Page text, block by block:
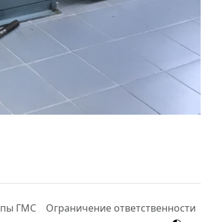
ГМС Ограничение ответственности